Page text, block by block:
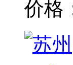
价格